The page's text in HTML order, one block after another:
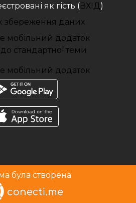
як гість (ВХІД )
збереження даних
мобільний додаток
стандартної теми
мобільний додаток
була створена